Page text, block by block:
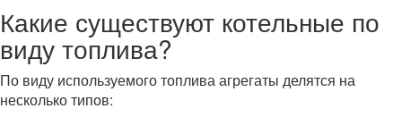
Какие существуют котельные по
виду топлива?
По виду используемого топлива агрегаты делятся на
несколько типов: